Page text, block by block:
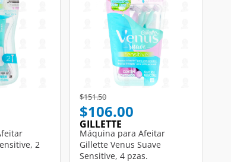
2
Price reduced from
$151.50to
$106.00
GILLETTE
Máquina para Afeitar
Gillette Venus Suave
Sensitive, 4 pzas.